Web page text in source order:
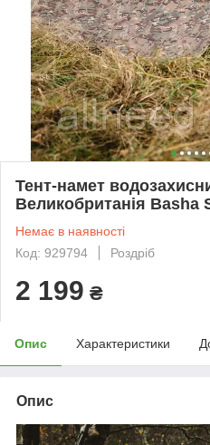
Тент-намет
Великобританія Basha
Немає в наявності
Код: 929794
Роздріб
2 199 ₴
Опис Характеристики
Опис